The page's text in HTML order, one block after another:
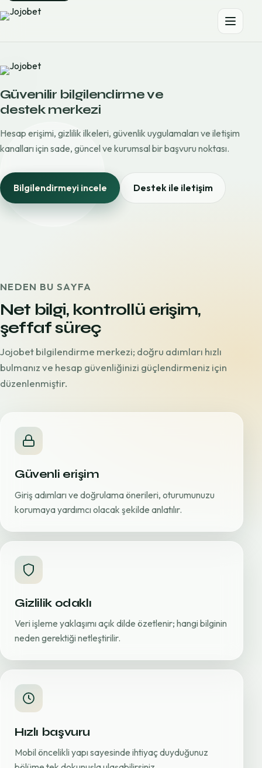
Güvenilir bilgilendirme ve
destek merkezi
Hesap erişimi, gizlilik ilkeleri, güvenlik uygulamaları ve iletişim
kanalları için sade, güncel ve kurumsal bir başvuru noktası.
Bilgilendirmeyi incele Destek ile iletişim
NEDEN BU SAYFA
Net bilgi, kontrollü erişim,
şeffaf süreç
Jojobet bilgilendirme merkezi; doğru adımları hızlı
bulmanız ve hesap güvenliğinizi güçlendirmeniz için
düzenlenmiştir.
Güvenli erişim
Giriş adımları ve doğrulama önerileri, oturumunuzu
korumaya yardımcı olacak şekilde anlatılır.
Gizlilik odaklı
Veri işleme yaklaşımı açık dilde özetlenir; hangi bilginin
neden gerektiği netleştirilir.
Hızlı başvuru
Mobil öncelikli yapı sayesinde ihtiyaç duyduğunuz